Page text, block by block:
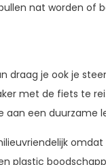
nat worden of
draag je ook je
met de fiets te
aan een duurzame
plastic